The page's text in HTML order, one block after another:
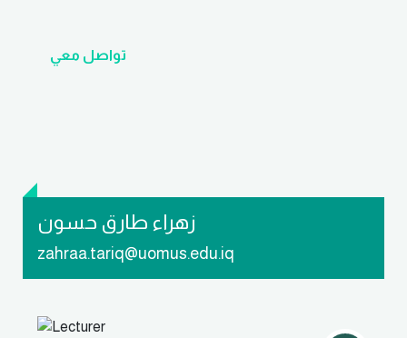
زهراء طارق حسون
zahraa.tariq@uomus.edu.iq
تواصل معي